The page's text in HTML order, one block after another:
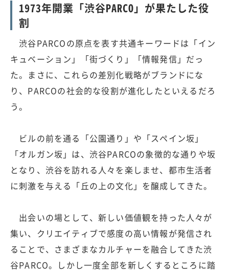
1973年開業「渋谷PARCO」が果たした役
割
渋谷PARCOの原点を表す共通キーワードは「イン
キュベーション」「街づくり」「情報発信」だっ
た。まさに、これらの差別化戦略がブランドにな
り、PARCOの社会的な役割が進化したといえるだろ
う。
ビルの前を通る「公園通り」や「スペイン坂」
「オルガン坂」は、渋谷PARCOの象徴的な通りや坂
となり、渋谷を訪れる人々を楽しませ、都市生活者
に刺激を与える「丘の上の文化」を醸成してきた。
出会いの場として、新しい価値観を持った人々が
集い、クリエイティブで感度の高い情報が発信され
ることで、さまざまなカルチャーを融合してきた渋
谷PARCO。しかし一度全部を新しくするところに踏